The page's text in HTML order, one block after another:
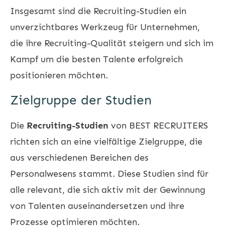
Insgesamt sind die Recruiting-Studien ein
unverzichtbares Werkzeug für Unternehmen,
die ihre Recruiting-Qualität steigern und sich im
Kampf um die besten Talente erfolgreich
positionieren möchten.
Zielgruppe der Studien
Die Recruiting-Studien von BEST RECRUITERS
richten sich an eine vielfältige Zielgruppe, die
aus verschiedenen Bereichen des
Personalwesens stammt. Diese Studien sind für
alle relevant, die sich aktiv mit der Gewinnung
von Talenten auseinandersetzen und ihre
Prozesse optimieren möchten.